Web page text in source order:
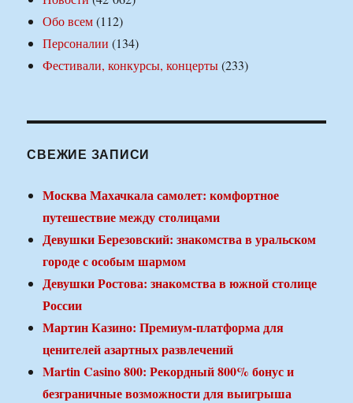
Обо всем(112)
Персоналии (134)
Фестивали, конкурсы, концерты(233)
СВЕЖИЕ ЗАПИСИ
Москва Махачкала самолет: комфортное
путешествие между столицами
Девушки Березовский: знакомства в уральском
городе с особым шармом
Девушки Ростова: знакомства в южной столице
России
Мартин Казино: Премиум-платформа для
ценителей азартных развлечений
Martin Casino 800: Рекордный 800% бонус и
безграничные возможности для выигрыша